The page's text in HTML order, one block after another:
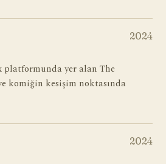
2024
yer alan The
komiğin kesişim noktasında
2024